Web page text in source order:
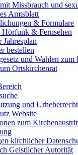
Missbrauch und
Amtsblatt
& Formulare
& Fernsehen
Jahresplan
bestellen
und Wahlen
Ortskirchenrat
und Urheberrecht
Website
zum
kirchlicher
Geistlicher Autorität